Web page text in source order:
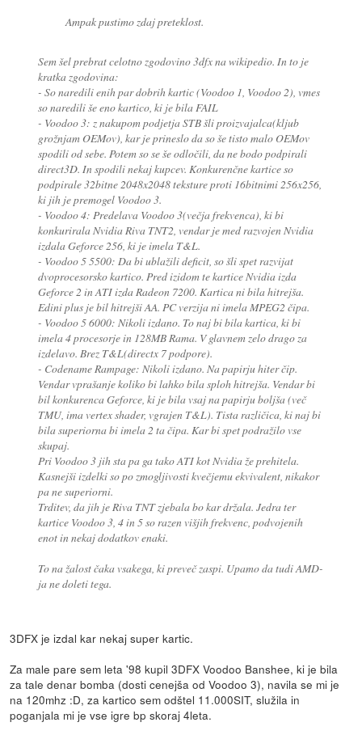
Ampak pustimo zdaj preteklost.
Sem šel prebrat celotno zgodovino 3dfx na wikipedio. In to je
kratka zgodovina:
- So naredili enih par dobrih kartic (Voodoo 1, Voodoo 2), vmes
so naredili še eno kartico, ki je bila FAIL
- Voodoo 3: z nakupom podjetja STB šli proizvajalca(kljub
grožnjam OEMov), kar je prineslo da so še tisto malo OEMov
spodili od sebe. Potem so se še odločili, da ne bodo podpirali
direct3D. In spodili nekaj kupcev. Konkurenčne kartice so
podpirale 32bitne 2048x2048 teksture proti 16bitnimi 256x256,
ki jih je premogel Voodoo 3.
- Voodoo 4: Predelava Voodoo 3(večja frekvenca), ki bi
konkurirala Nvidia Riva TNT2, vendar je med razvojen Nvidia
izdala Geforce 256, ki je imela T&L.
- Voodoo 5 5500: Da bi ublažili deficit, so šli spet razvijat
dvoprocesorsko kartico. Pred izidom te kartice Nvidia izda
Geforce 2 in ATI izda Radeon 7200. Kartica ni bila hitrejša.
Edini plus je bil hitrejši AA. PC verzija ni imela MPEG2 čipa.
- Voodoo 5 6000: Nikoli izdano. To naj bi bila kartica, ki bi
imela 4 procesorje in 128MB Rama. V glavnem zelo drago za
izdelavo. Brez T&L(directx 7 podpore).
- Codename Rampage: Nikoli izdano. Na papirju hiter čip.
Vendar vprašanje koliko bi lahko bila sploh hitrejša. Vendar bi
bil konkurenca Geforce, ki je bila vsaj na papirju boljša (več
TMU, ima vertex shader, vgrajen T&L). Tista različica, ki naj bi
bila superiorna bi imela 2 ta čipa. Kar bi spet podražilo vse
skupaj.
Pri Voodoo 3 jih sta pa ga tako ATI kot Nvidia že prehitela.
Kasnejši izdelki so po zmogljivosti kvečjemu ekvivalent, nikakor
pa ne superiorni.
Trditev, da jih je Riva TNT zjebala bo kar držala. Jedra ter
kartice Voodoo 3, 4 in 5 so razen višjih frekvenc, podvojenih
enot in nekaj dodatkov enaki.
To na žalost čaka vsakega, ki preveč zaspi. Upamo da tudi AMD-
ja ne doleti tega.
3DFX je izdal kar nekaj super kartic.
Za male pare sem leta '98 kupil 3DFX Voodoo Banshee, ki je bila
za tale denar bomba (dosti cenejša od Voodoo 3), navila se mi je
na 120mhz :D, za kartico sem odštel 11.000SIT, služila in
poganjala mi je vse igre bp skoraj 4leta.